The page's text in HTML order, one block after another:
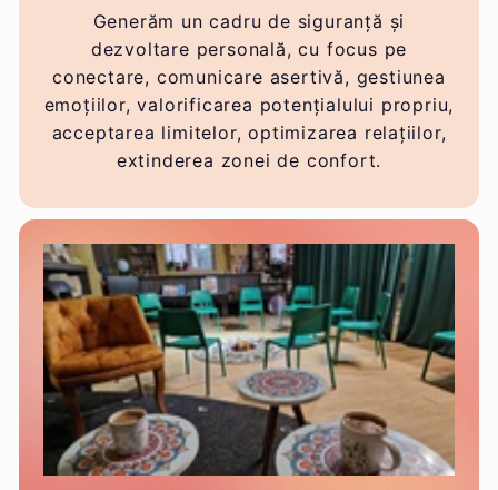
Generăm un cadru de siguranță și
dezvoltare personală, cu focus pe
conectare, comunicare asertivă, gestiunea
emoțiilor, valorificarea potențialului propriu,
acceptarea limitelor, optimizarea relațiilor,
extinderea zonei de confort.